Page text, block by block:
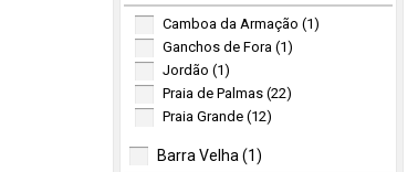
Camboa da Armação (1)
Ganchos de Fora (1)
Jordão (1)
Praia de Palmas (22)
Praia Grande (12)
Barra Velha (1)